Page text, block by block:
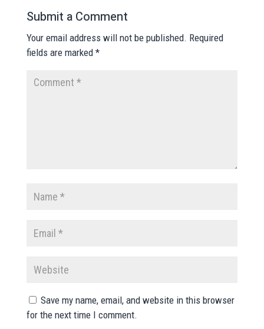
Submit a Comment
Your email address will not be published. Required
fields are marked *
Save my name, email, and website in this browser
for the next time I comment.